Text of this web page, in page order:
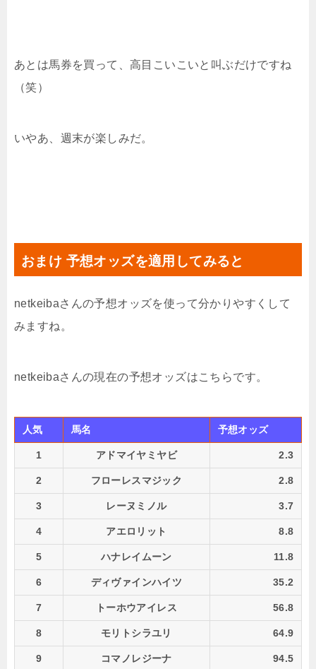
あとは馬券を買って、高目こいこいと叫ぶだけですね
（笑）
いやあ、週末が楽しみだ。
おまけ 予想オッズを適用してみると
netkeibaさんの予想オッズを使って分かりやすくして
みますね。
netkeibaさんの現在の予想オッズはこちらです。
人気 馬名 予想オッズ
1 アドマイヤミヤビ 2.3
2 フローレスマジック 2.8
3 レーヌミノル 3.7
4 アエロリット 8.8
5 ハナレイムーン 11.8
6 ディヴァインハイツ 35.2
7 トーホウアイレス 56.8
8 モリトシラユリ 64.9
9 コマノレジーナ 94.5